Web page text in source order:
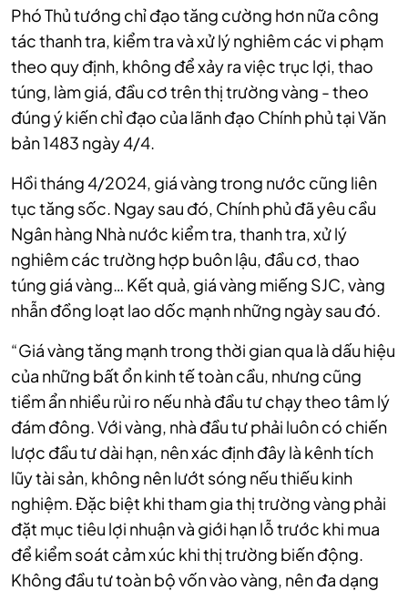
Phó Thủ tướng chỉ đạo tăng cường hơn nữa công
tác thanh tra, kiểm tra và xử lý nghiêm các vi phạm
theo quy định, không để xảy ra việc trục lợi, thao
túng, làm giá, đầu cơ trên thị trường vàng - theo
đúng ý kiến chỉ đạo của lãnh đạo Chính phủ tại Văn
bản 1483 ngày 4/4.
Hồi tháng 4/2024, giá vàng trong nước cũng liên
tục tăng sốc. Ngay sau đó, Chính phủ đã yêu cầu
Ngân hàng Nhà nước kiểm tra, thanh tra, xử lý
nghiêm các trường hợp buôn lậu, đầu cơ, thao
túng giá vàng… Kết quả, giá vàng miếng SJC, vàng
nhẫn đồng loạt lao dốc mạnh những ngày sau đó.
“Giá vàng tăng mạnh trong thời gian qua là dấu hiệu
của những bất ổn kinh tế toàn cầu, nhưng cũng
tiềm ẩn nhiều rủi ro nếu nhà đầu tư chạy theo tâm lý
đám đông. Với vàng, nhà đầu tư phải luôn có chiến
lược đầu tư dài hạn, nên xác định đây là kênh tích
lũy tài sản, không nên lướt sóng nếu thiếu kinh
nghiệm. Đặc biệt khi tham gia thị trường vàng phải
đặt mục tiêu lợi nhuận và giới hạn lỗ trước khi mua
để kiểm soát cảm xúc khi thị trường biến động.
Không đầu tư toàn bộ vốn vào vàng, nên đa dạng